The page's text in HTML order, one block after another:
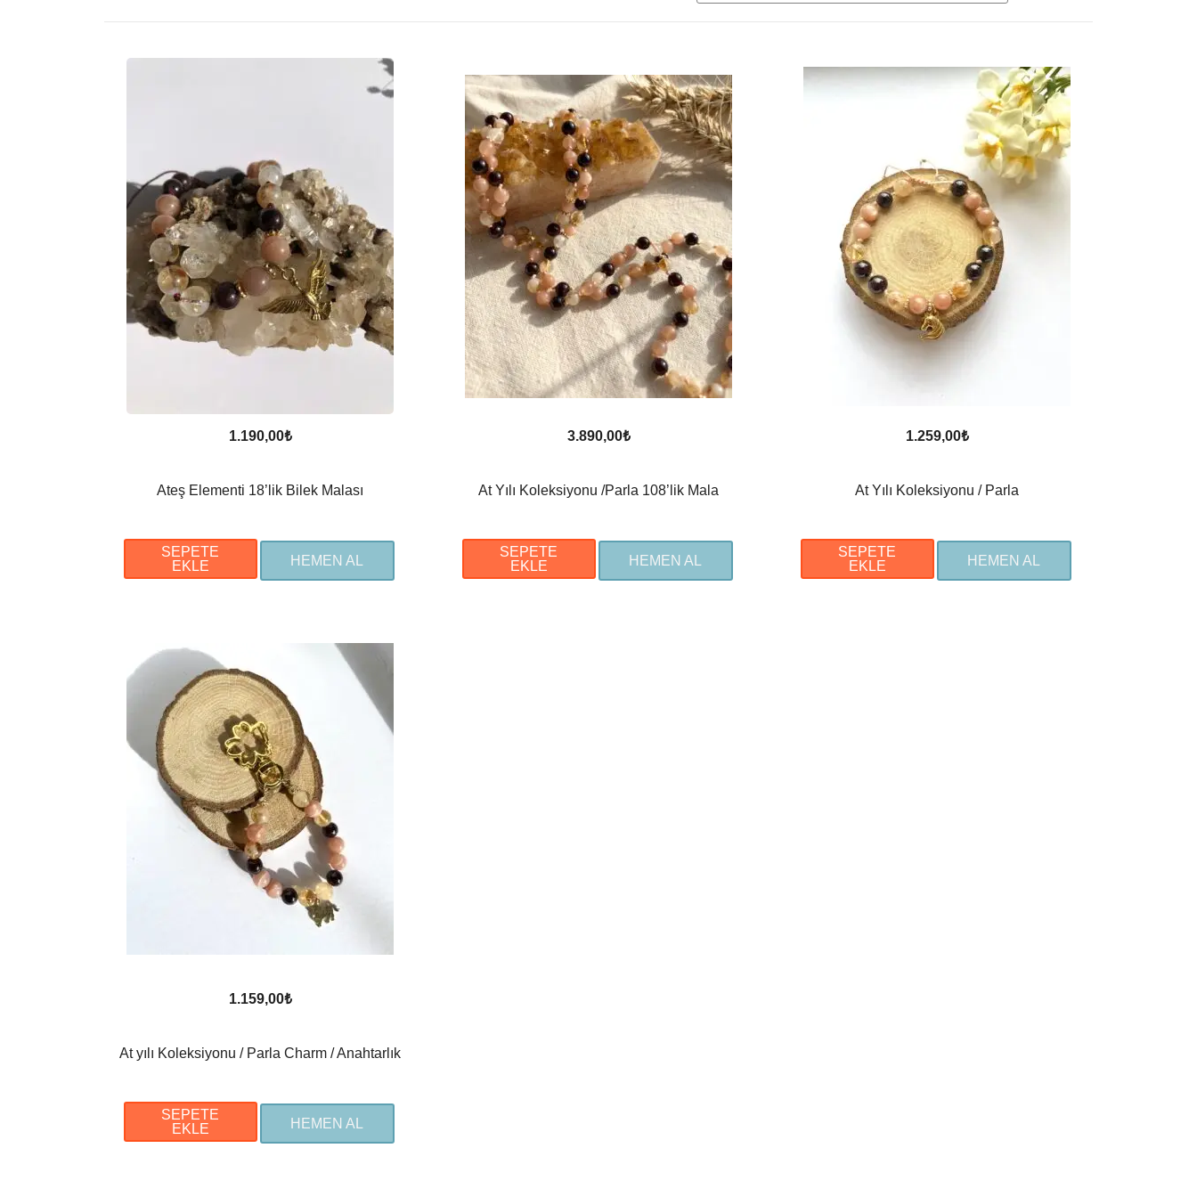
1.190,00₺
Ateş Elementi 18’lik Bilek Malası
SEPETE
EKLE
HEMEN AL
3.890,00₺
At Yılı Koleksiyonu /Parla 108’lik Mala
SEPETE
EKLE
HEMEN AL
1.259,00₺
At Yılı Koleksiyonu / Parla
SEPETE
EKLE
HEMEN AL
1.159,00₺
At yılı Koleksiyonu / Parla Charm / Anahtarlık
SEPETE
EKLE
HEMEN AL